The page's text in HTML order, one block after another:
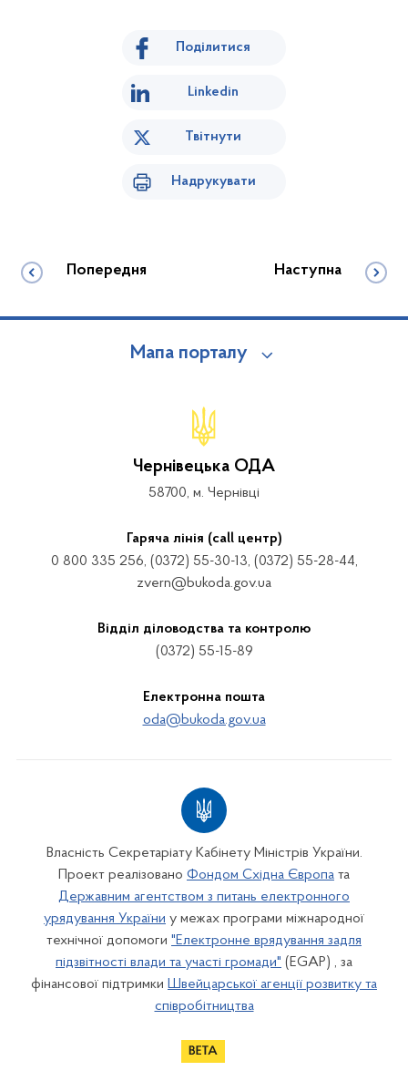
Поділитися
Linkedin
Твітнути
Надрукувати
Попередня Наступна
Мапа порталу
Чернівецька ОДА
58700, м. Чернівці
Гаряча лінія (call центр)
0 800 335 256, (0372) 55-30-13, (0372) 55-28-44,
zvern@bukoda.gov.ua
Відділ діловодства та контролю
(0372) 55-15-89
Електронна пошта
oda@bukoda.gov.ua
Власність Секретаріату Кабінету Міністрів України.
Проект реалізовано Фондом Східна Європа та
Державним агентством з питань електронного
урядування України у межах програми міжнародної
технічної допомоги "Електронне врядування задля
підзвітності влади та участі громади" (EGAP) , за
фінансової підтримки Швейцарської агенції розвитку та
співробітництва